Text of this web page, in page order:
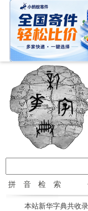
拼音检索
本站新华字典共收